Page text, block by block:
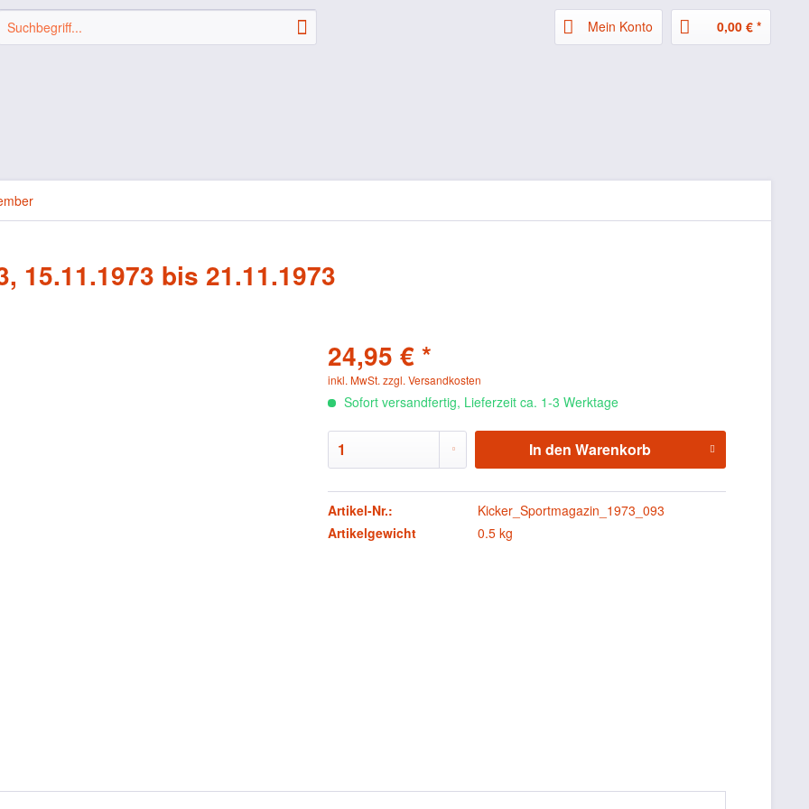
Mein Konto 0,00 € *
15.11.1973 bis 21.11.1973
24,95 € *
inkl. MwSt.zzgl. Versandkosten
Sofort versandfertig, Lieferzeit ca. 1-3 Werktage
In den Warenkorb
Artikel-Nr.:
Kicker_Sportmagazin_1973_093
Artikelgewicht
0.5 kg